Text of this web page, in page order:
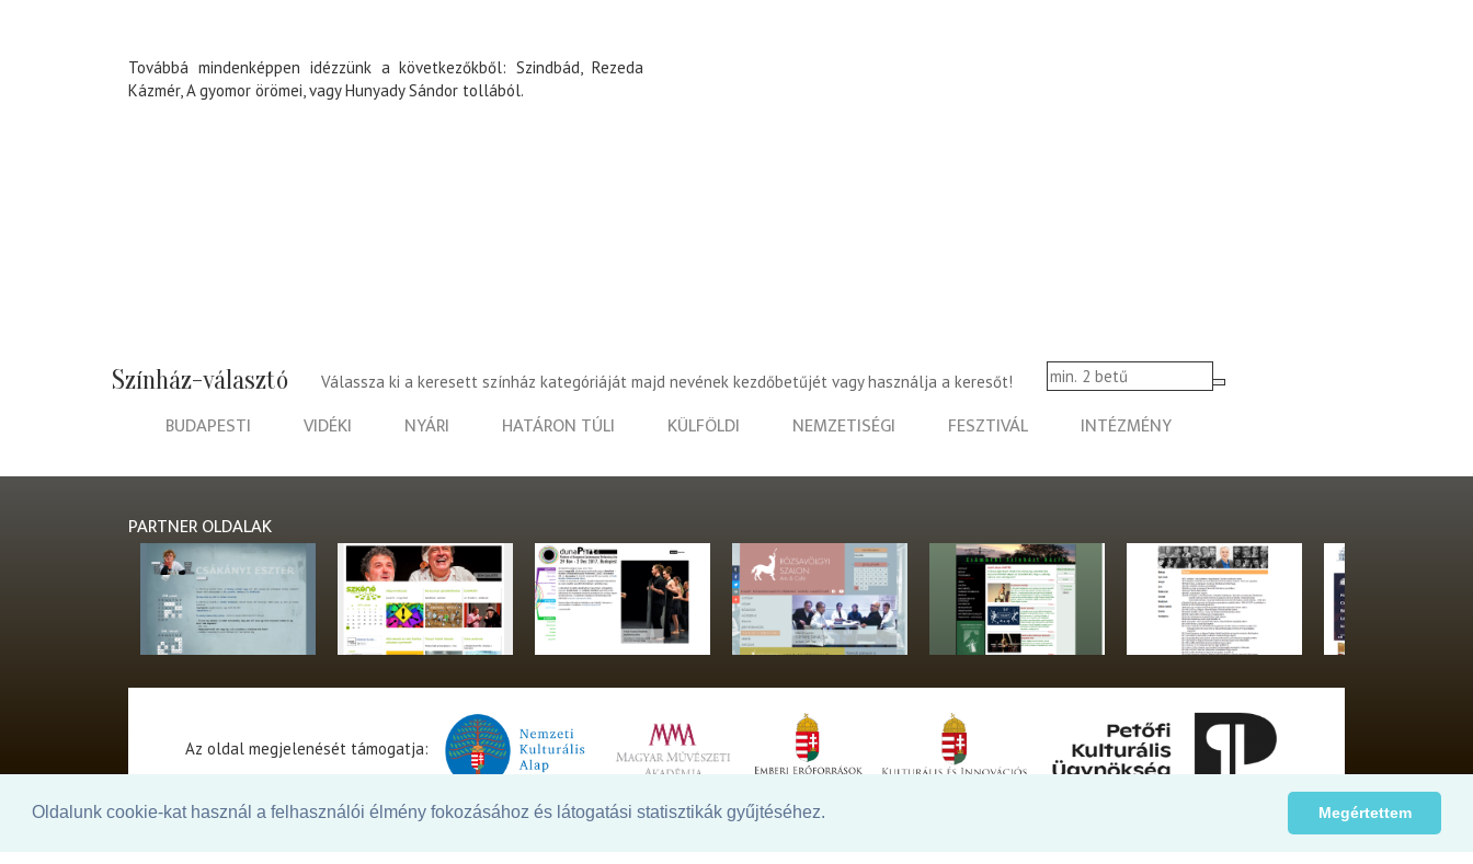
Oldalunk cookie-kat használ a felhasználói élmény fokozásához és látogatási statisztikák gyűjtéséhez. Megértettem
Továbbá mindenképpen idézzünk a következőkből: Szindbád, Rezeda
Kázmér, A gyomor örömei, vagy Hunyady Sándor tollából.
Színház-választó Válassza ki a keresett színház kategóriáját majd nevének kezdőbetűjét vagy használja a keresőt!
BUDAPESTI VIDÉKI NYÁRI HATÁRON TÚLI KÜLFÖLDI NEMZETISÉGI FESZTIVÁL INTÉZMÉNY
PARTNER OLDALAK
Az oldal megjelenését támogatja: